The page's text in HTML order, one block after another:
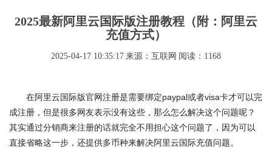
2025最新阿里云国际版注册教程（附：阿里云
充值方式）
2025-04-17 10:35:17 来源：互联网 阅读：1168
在阿里云国际版官网注册是需要绑定paypal或者visa卡才可以完
成注册，但是很多网友表示没有这些，那么怎么解决这个问题呢？
其实通过分销商来注册的话就完全不用担心这个问题了，因为可以
直接省略这一步，还提供多币种来解决阿里云国际充值问题。